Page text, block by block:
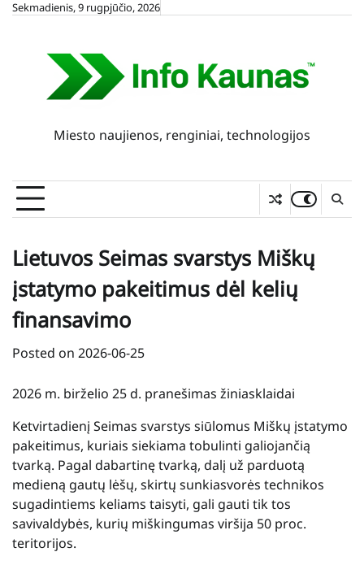
SkipSekmadienis, 9 rugpjūčio, 2026
Miesto naujienos, renginiai, technologijos
Lietuvos Seimas svarstys Miškų
įstatymo pakeitimus dėl kelių
finansavimo
Posted on 2026-06-25
2026 m. birželio 25 d. pranešimas žiniasklaidai
Ketvirtadienį Seimas svarstys siūlomus Miškų įstatymo
pakeitimus, kuriais siekiama tobulinti galiojančią
tvarką. Pagal dabartinę tvarką, dalį už parduotą
medieną gautų lėšų, skirtų sunkiasvorės technikos
sugadintiems keliams taisyti, gali gauti tik tos
savivaldybės, kurių miškingumas viršija 50 proc.
teritorijos.